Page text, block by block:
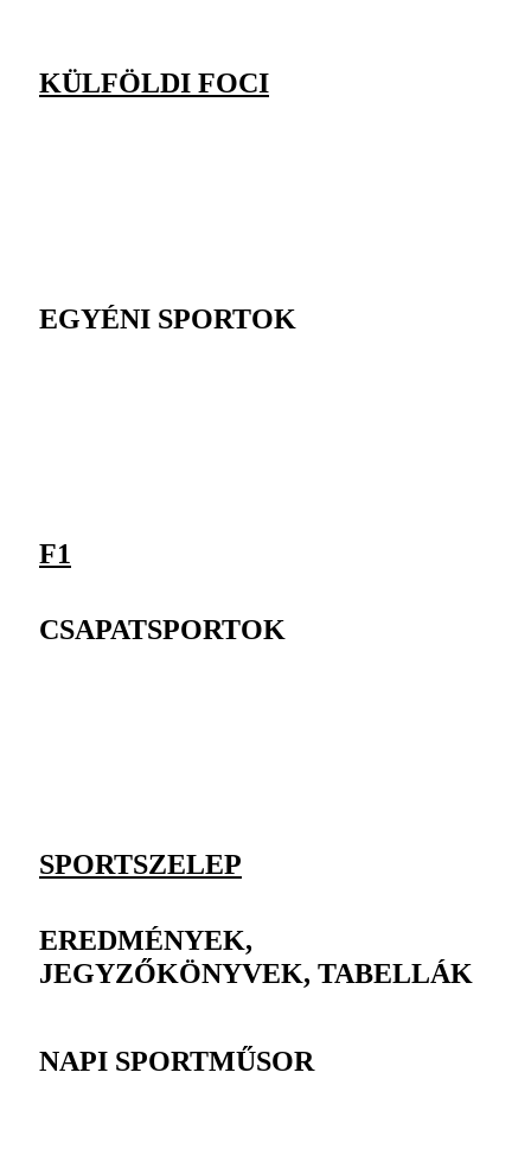
KÜLFÖLDI FOCI
EGYÉNI SPORTOK
F1
CSAPATSPORTOK
SPORTSZELEP
EREDMÉNYEK,
JEGYZŐKÖNYVEK, TABELLÁK
NAPI SPORTMŰSOR